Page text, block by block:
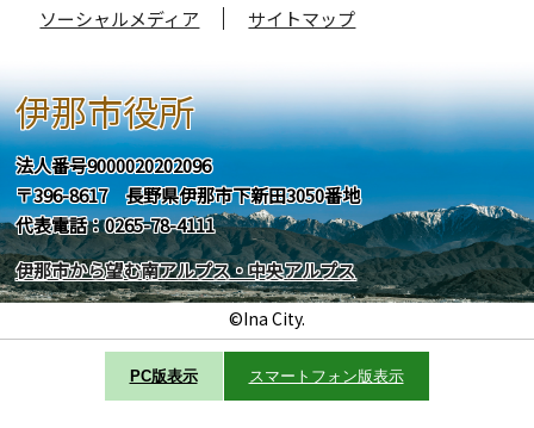
ソーシャルメディア
サイトマップ
伊那市役所
法人番号9000020202096
〒396-8617 長野県伊那市下新田3050番地
代表電話：0265-78-4111
伊那市から望む南アルプス・中央アルプス
©Ina City.
PC版表示 スマートフォン版表示